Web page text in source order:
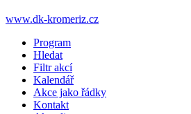
www.dk-kromeriz.cz
Program
Hledat
Filtr akcí
Kalendář
Akce jako řádky
Kontakt